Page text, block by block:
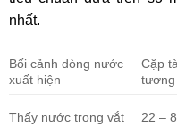
nhất.
Bối cảnh dòng nước
xuất hiện
Cặp
Thấy nước trong vắt 22 –